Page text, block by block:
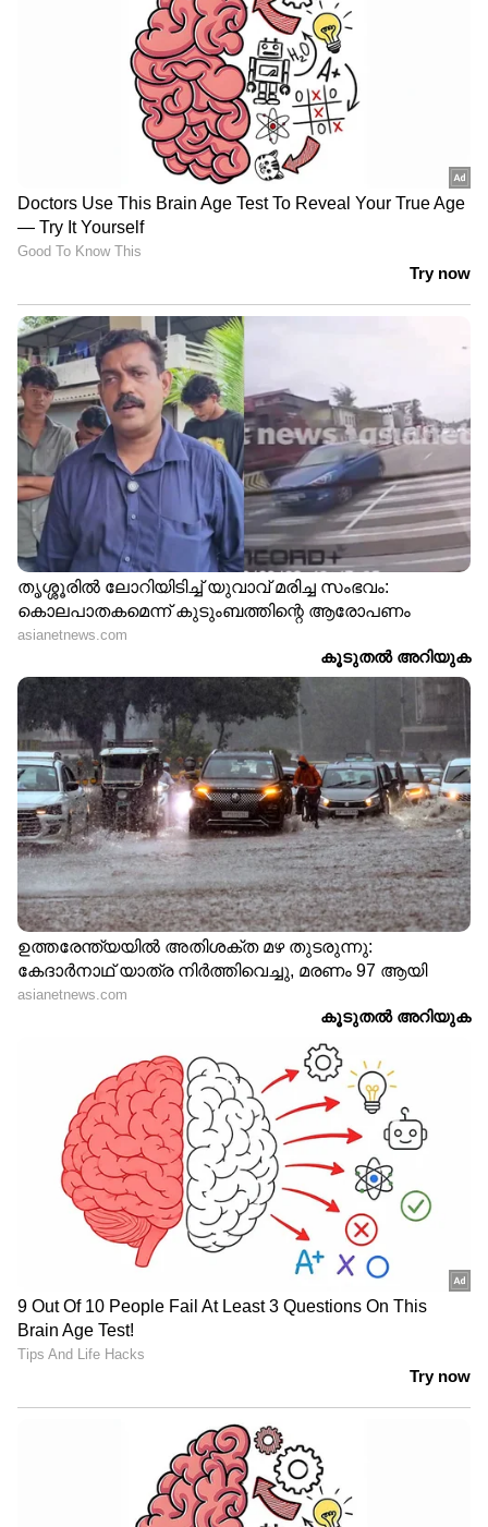
ഏഷ്യാനെറ്റ് ന്യൂസ് മലയാളത്തിലൂടെ
Malayali News
ജീവിതാനുഭവങ്ങളും, അവരുടെ
വിജയകഥകളും വെല്ലുവിളികളുമൊക്കെ —
പ്രവാസലോകത്തിന്റെ സ്പന്ദനം നേരിട്ട്
അനുഭവിക്കാൻAsianet News Malayalam
ABOUT THE AUTHOR
WD Web Desk
ഭീമ യു.എ.ഇ
Follow Us
DOWNLOAD APP
RECOMMENDED STORIES
അബ്ദുറഹീമിന്‍റെ മോചന
പ്രതീക്ഷയോടെ കുടുംബം
തൊഴിലുടമകൾ
പിടിച്ചുവയ്ക്കരുതെന്ന്
ദുബായ് എമിഗ്രേഷൻ